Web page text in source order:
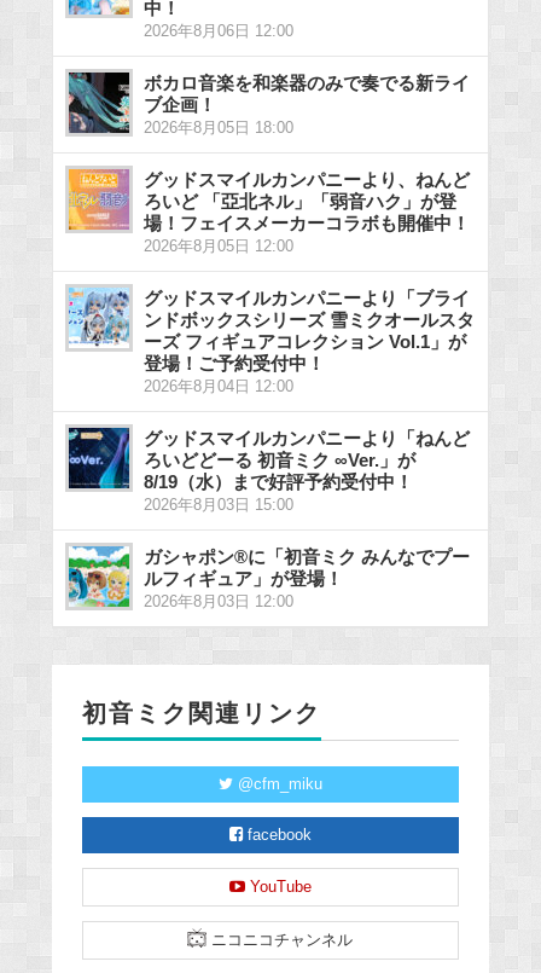
中！
2026年8月06日 12:00
ボカロ音楽を和楽器のみで奏でる新ライ
ブ企画！
2026年8月05日 18:00
グッドスマイルカンパニーより、ねんど
ろいど 「亞北ネル」「弱音ハク」が登
場！フェイスメーカーコラボも開催中！
2026年8月05日 12:00
グッドスマイルカンパニーより「ブライ
ンドボックスシリーズ 雪ミクオールスタ
ーズ フィギュアコレクション Vol.1」が
登場！ご予約受付中！
2026年8月04日 12:00
グッドスマイルカンパニーより「ねんど
ろいどどーる 初音ミク ∞Ver.」が
8/19（水）まで好評予約受付中！
2026年8月03日 15:00
ガシャポン®に「初音ミク みんなでプー
ルフィギュア」が登場！
2026年8月03日 12:00
初音ミク関連リンク
@cfm_miku
facebook
YouTube
ニコニコチャンネル